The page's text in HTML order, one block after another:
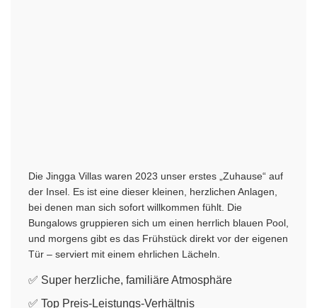
Die Jingga Villas waren 2023 unser erstes „Zuhause“ auf
der Insel. Es ist eine dieser kleinen, herzlichen Anlagen,
bei denen man sich sofort willkommen fühlt. Die
Bungalows gruppieren sich um einen herrlich blauen Pool,
und morgens gibt es das Frühstück direkt vor der eigenen
Tür – serviert mit einem ehrlichen Lächeln.
✅ Super herzliche, familiäre Atmosphäre
✅ Top Preis-Leistungs-Verhältnis